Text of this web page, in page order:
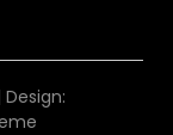
Design: